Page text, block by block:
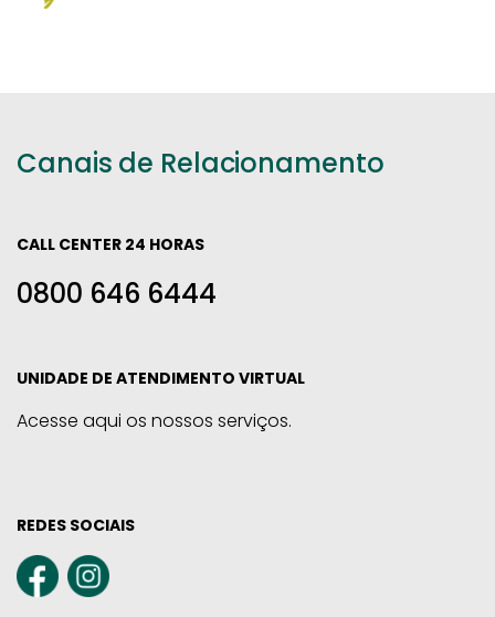
Canais de Relacionamento
CALL CENTER 24 HORAS
0800 646 6444
UNIDADE DE ATENDIMENTO VIRTUAL
Acesse aqui os nossos serviços.
REDES SOCIAIS